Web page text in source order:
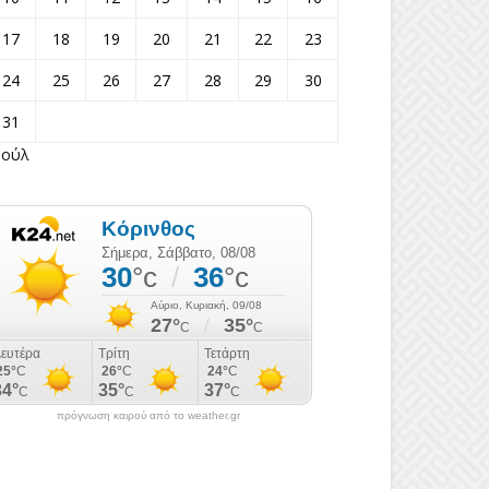
17
18 19 20 21 22
23
24
25 26 27 28 29
30
31
πρόγνωση καιρού από το weather.gr